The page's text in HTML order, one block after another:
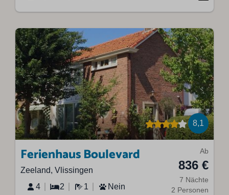
8,1
Ab
836 €
7 Nächte
2 Personen
Ferienhaus Boulevard
Zeeland, Vlissingen
4
2 1 Nein